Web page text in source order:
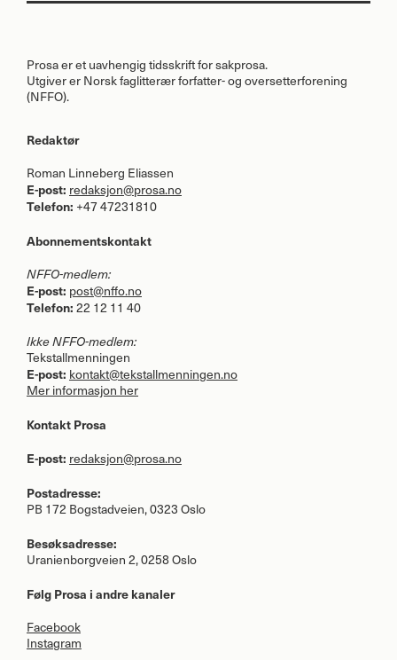
Prosa er et uavhengig tidsskrift for sakprosa.
Utgiver er Norsk faglitterær forfatter- og oversetterforening
(NFFO).
Redaktør
Roman Linneberg Eliassen
E-post: redaksjon@prosa.no
Telefon: +47 47231810
Abonnementskontakt
NFFO-medlem:
E-post: post@nffo.no
Telefon: 22 12 11 40
IkkeNFFO-medlem:
Tekstallmenningen
E-post: kontakt@tekstallmenningen.no
Mer informasjon her
Kontakt Prosa
E-post: redaksjon@prosa.no
Postadresse:
PB 172 Bogstadveien, 0323 Oslo
Besøksadresse:
Uranienborgveien 2, 0258 Oslo
Følg Prosa i andre kanaler
Facebook
Instagram